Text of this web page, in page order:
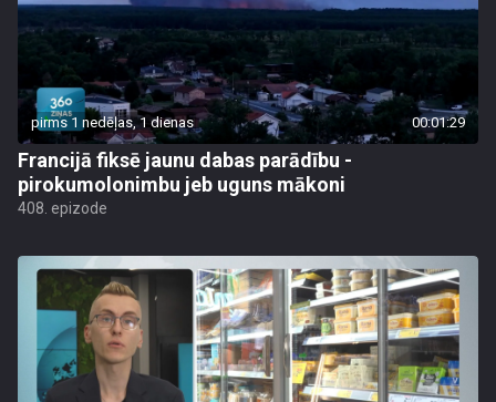
pirms 1 nedēļas, 1 dienas 00:01:29
Francijā fiksē jaunu dabas parādību -
pirokumolonimbu jeb uguns mākoni
408. epizode